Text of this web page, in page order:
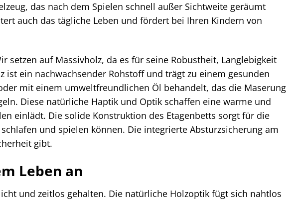
das nach dem Spielen schnell außer Sichtweite geräumt
auch das tägliche Leben und fördert bei Ihren Kindern von
setzen auf Massivholz, da es für seine Robustheit, Langlebigkeit
ein nachwachsender Rohstoff und trägt zu einem gesunden
mit einem umweltfreundlichen Öl behandelt, das die Maserung
Diese natürliche Haptik und Optik schaffen eine warme und
einlädt. Die solide Konstruktion des Etagenbetts sorgt für die
und spielen können. Die integrierte Absturzsicherung am
gibt.
Leben an
und zeitlos gehalten. Die natürliche Holzoptik fügt sich nahtlos